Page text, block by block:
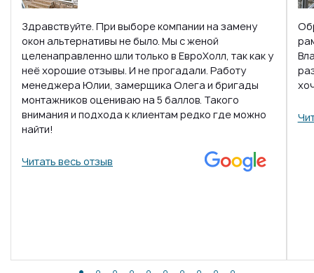
Здравствуйте. При выборе компании на замену
окон альтернативы не было. Мы с женой
целенаправленно шли только в ЕвроХолл, так как у
неё хорошие отзывы. И не прогадали. Работу
менеджера Юлии, замерщика Олега и бригады
монтажников оцениваю на 5 баллов. Такого
внимания и подхода к клиентам редко где можно
найти!
Читать весь отзыв